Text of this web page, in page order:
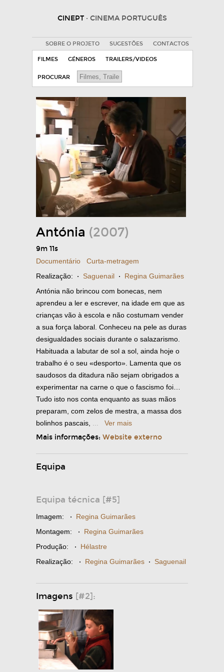
CINEPT · CINEMA PORTUGUÊS
SOBRE O PROJETO SUGESTÕES CONTACTOS
FILMES GÉNEROS TRAILERS/VIDEOS
PROCURAR
Antónia (2007)
9m 11s
Documentário
Curta-metragem
Realização: · Saguenail · Regina Guimarães
Antónia não brincou com bonecas, nem
aprendeu a ler e escrever, na idade em que as
crianças vão à escola e não costumam vender
a sua força laboral. Conheceu na pele as duras
desigualdades sociais durante o salazarismo.
Habituada a labutar de sol a sol, ainda hoje o
trabalho é o seu «desporto». Lamenta que os
saudosos da ditadura não sejam obrigados a
experimentar na carne o que o fascismo foi…
Tudo isto nos conta enquanto as suas mãos
preparam, com zelos de mestra, a massa dos
bolinhos pascais, ... Ver mais
Mais informações: Website externo
Equipa
Equipa técnica [#5]
Imagem: · Regina Guimarães
Montagem: · Regina Guimarães
Produção: · Hélastre
Realização: · Regina Guimarães · Saguenail
Imagens [#2]: